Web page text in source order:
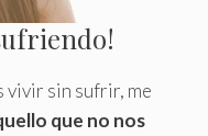
vivir sin sufrir, me
que no nos